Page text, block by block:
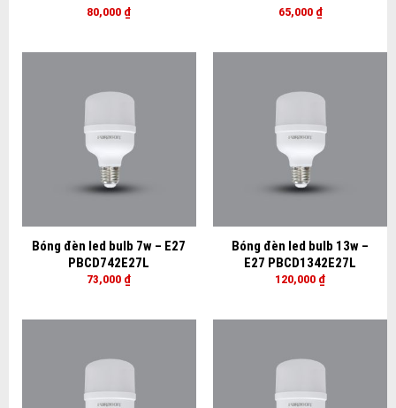
80,000 ₫ 65,000 ₫
Bóng đèn led bulb 7w – E27
PBCD742E27L
73,000 ₫
Bóng đèn led bulb 13w –
E27 PBCD1342E27L
120,000 ₫